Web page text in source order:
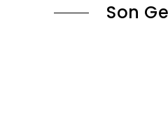
Son